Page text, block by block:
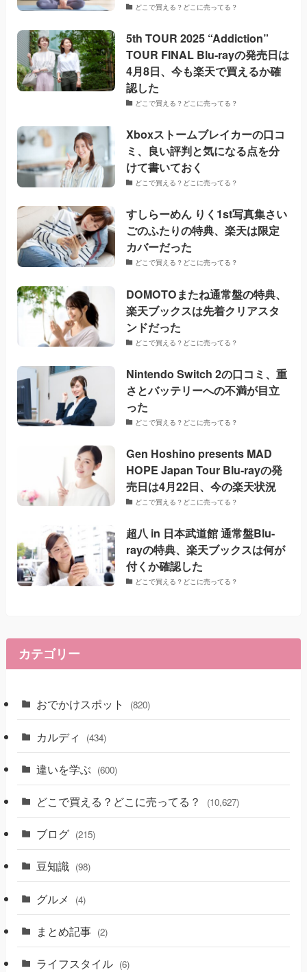
どこで買える？どこに売ってる？
5th TOUR 2025 “Addiction”
TOUR FINAL Blu-rayの発売日は
4月8日、今も楽天で買えるか確
認した
どこで買える？どこに売ってる？
Xboxストームブレイカーの口コ
ミ、良い評判と気になる点を分
けて書いておく
どこで買える？どこに売ってる？
すしらーめん りく1st写真集さい
ごのふたりの特典、楽天は限定
カバーだった
どこで買える？どこに売ってる？
DOMOTOまたね通常盤の特典、
楽天ブックスは先着クリアスタ
ンドだった
どこで買える？どこに売ってる？
Nintendo Switch 2の口コミ、重
さとバッテリーへの不満が目立
った
どこで買える？どこに売ってる？
Gen Hoshino presents MAD
HOPE Japan Tour Blu-rayの発
売日は4月22日、今の楽天状況
どこで買える？どこに売ってる？
超八 in 日本武道館 通常盤Blu-
rayの特典、楽天ブックスは何が
付くか確認した
どこで買える？どこに売ってる？
カテゴリー
おでかけスポット (820)
カルディ (434)
違いを学ぶ (600)
どこで買える？どこに売ってる？ (10,627)
ブログ (215)
豆知識 (98)
グルメ (4)
まとめ記事 (2)
ライフスタイル (6)